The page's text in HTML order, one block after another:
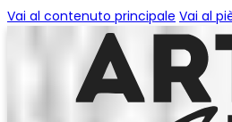
Vai al contenuto principale Vai al